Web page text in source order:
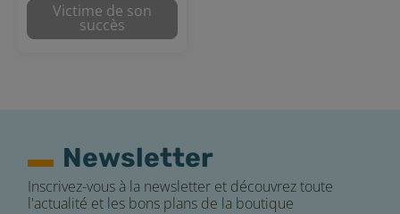
Victime de son
succès
Newsletter
Inscrivez-vous à la newsletter et découvrez toute
l'actualité et les bons plans de la boutique